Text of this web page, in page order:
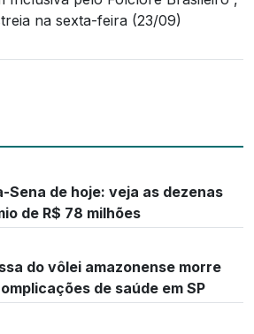
na sexta-feira (23/09)
Sena de hoje: veja as dezenas
de R$ 78 milhões
do vôlei amazonense morre
de saúde em SP